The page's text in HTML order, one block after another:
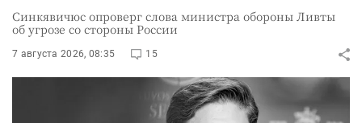
Синкявичюс опроверг слова министра обороны Ливты
об угрозе со стороны России
7 августа 2026, 08:35 15